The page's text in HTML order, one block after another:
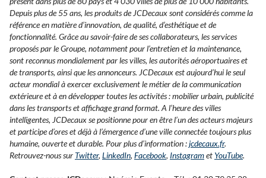
Depuis plus de 55 ans, les produits de JCDecaux sont considérés comme la
référence en matière d’innovation, de qualité, d’esthétique et de
fonctionnalité. Grâce au savoir-faire de ses collaborateurs, les services
proposés par le Groupe, notamment pour l’entretien et la maintenance,
sont reconnus mondialement par les villes, les autorités aéroportuaires et
de transports, ainsi que les annonceurs. JCDecaux est aujourd’hui le seul
acteur mondial à exercer exclusivement le métier de la communication
extérieure et à en développer toutes les activités : mobilier urbain, publicité
dans les transports et affichage grand format. A l’heure des villes
intelligentes, JCDecaux se positionne pour en être l’un des acteurs majeurs
et participe d’ores et déjà à l’émergence d’une ville connectée toujours plus
humaine, ouverte et durable. Pour plus d’information :jcdecaux.fr.
Retrouvez-nous sur Twitter, LinkedIn, Facebook, Instagramet YouTube.